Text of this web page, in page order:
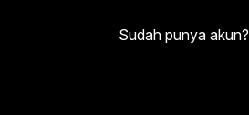
Sudah punya akun?